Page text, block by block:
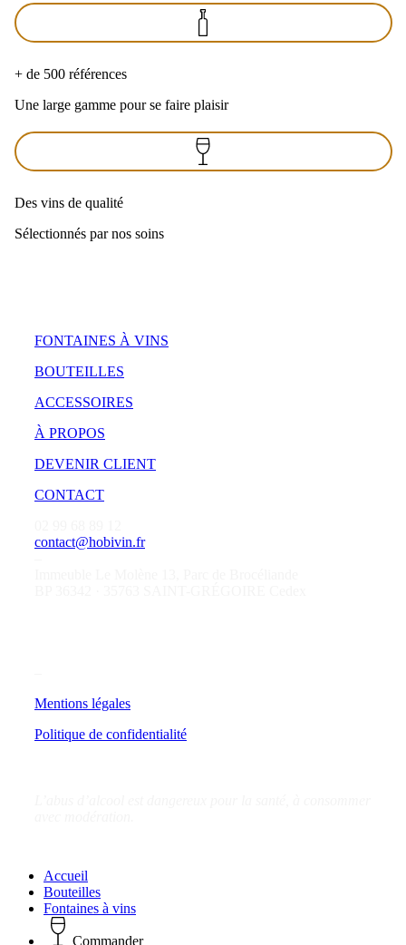
+ de 500 références
Une large gamme pour se faire plaisir
Des vins de qualité
Sélectionnés par nos soins
FONTAINES À VINS
BOUTEILLES
ACCESSOIRES
À PROPOS
DEVENIR CLIENT
CONTACT
contact@hobivin.fr
Mentions légales
Politique de confidentialité
Close
Menu
Accueil
Bouteilles
Fontaines à vins
Commander